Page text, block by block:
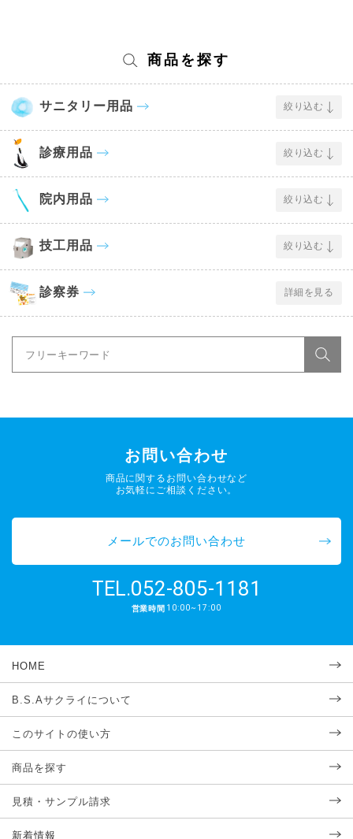
商品を探す
サニタリー用品 絞り込む
診療用品 絞り込む
院内用品 絞り込む
技工用品 絞り込む
診察券 詳細を見る
お問い合わせ
商品に関するお問い合わせなど
お気軽にご相談ください。
メールでのお問い合わせ
TEL.052-805-1181
営業時間 10:00~17:00
HOME
B.S.Aサクライについて
このサイトの使い方
商品を探す
見積・サンプル請求
新着情報